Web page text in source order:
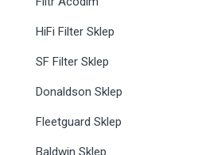
HiFi Filter Sklep
SF Filter Sklep
Donaldson Sklep
Fleetguard Sklep
Baldwin Sklep